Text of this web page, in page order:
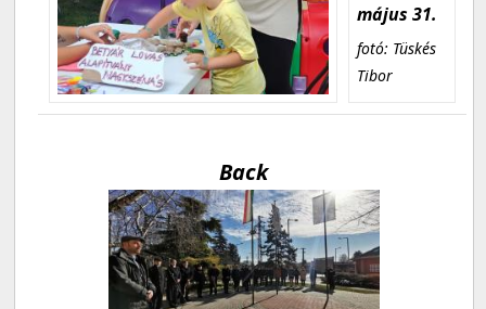
május 31.
fotó: Tüskés
Tibor
Back